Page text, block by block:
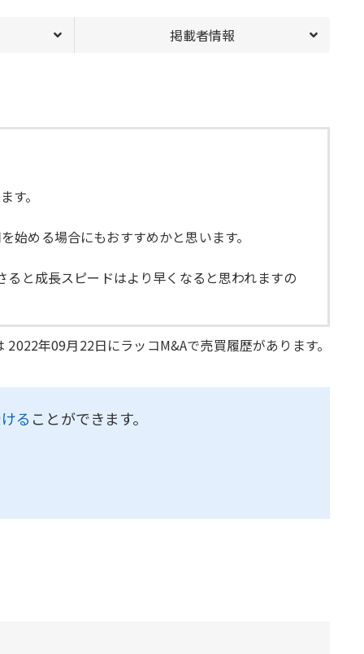
掲載者情報
す。
める場合にもおすすめかと思います。
と成長スピードはより早くなると思われますの
2022年09月22日にラッコM&Aで売買履歴があります。
る ことができます。